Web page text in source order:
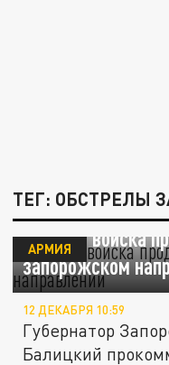
ТЕГ: ОБСТРЕЛЫ
Русские войска
запорожском
АРМИЯ
12 ДЕКАБРЯ 10:59
Губернатор
Балицкий